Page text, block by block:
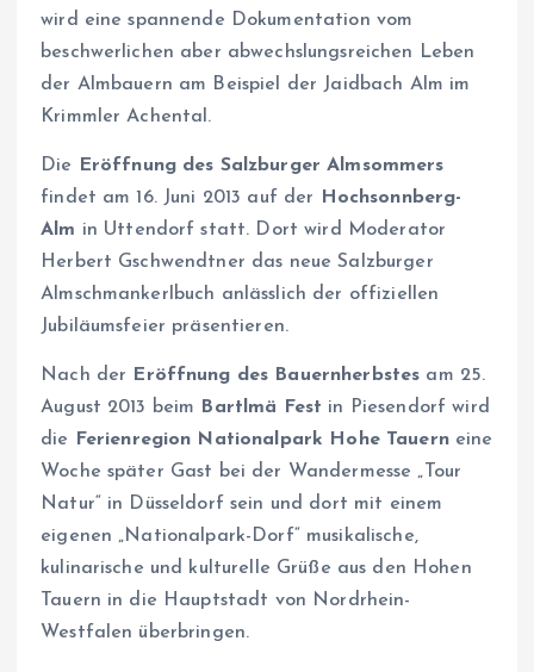
wird eine spannende Dokumentation vom
beschwerlichen aber abwechslungsreichen Leben
der Almbauern am Beispiel der Jaidbach Alm im
Krimmler Achental.
Die
Eröffnung des Salzburger Almsommers
findet am 16. Juni 2013 auf der
Hochsonnberg-
Alm in Uttendorf statt. Dort wird Moderator
Herbert Gschwendtner das neue Salzburger
Almschmankerlbuch anlässlich der offiziellen
Jubiläumsfeier präsentieren.
Nach der Eröffnung des Bauernherbstes am 25.
August 2013 beim
Bartlmä Fest in Piesendorf wird
die
Ferienregion Nationalpark Hohe Tauerneine
Woche später Gast bei der Wandermesse „Tour
Natur“ in Düsseldorf sein und dort mit einem
eigenen „Nationalpark-Dorf“ musikalische,
kulinarische und kulturelle Grüße aus den Hohen
Tauern in die Hauptstadt von Nordrhein-
Westfalen überbringen.